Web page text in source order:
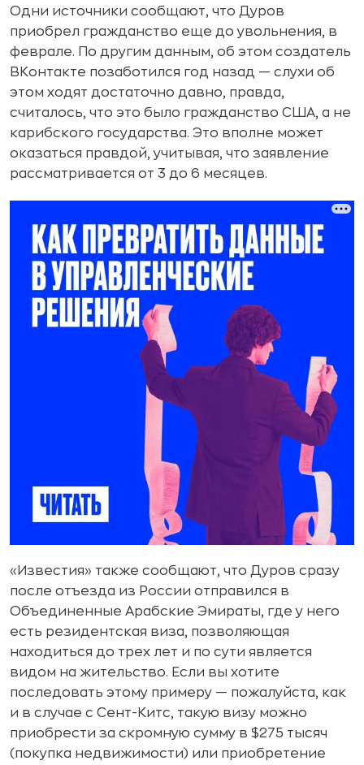
Одни источники сообщают, что Дуров
приобрел гражданство еще до увольнения, в
феврале. По другим данным, об этом создатель
ВКонтакте позаботился год назад — слухи об
этом ходят достаточно давно, правда,
считалось, что это было гражданство США, а не
карибского государства. Это вполне может
оказаться правдой, учитывая, что заявление
рассматривается от 3 до 6 месяцев.
«Известия» также сообщают, что Дуров сразу
после отъезда из России отправился в
Объединенные Арабские Эмираты, где у него
есть резидентская виза, позволяющая
находиться до трех лет и по сути является
видом на жительство. Если вы хотите
последовать этому примеру — пожалуйста, как
и в случае с Сент-Китс, такую визу можно
приобрести за скромную сумму в $275 тысяч
(покупка недвижимости) или приобретение